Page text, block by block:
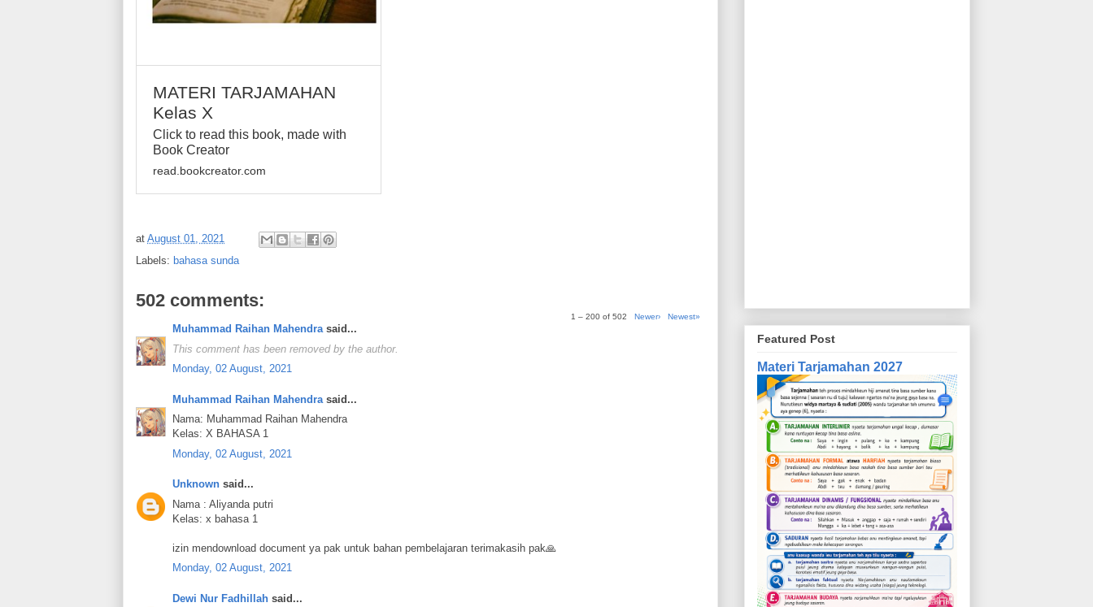
MATERI TARJAMAHAN
Kelas X
Click to read this book, made with
Book Creator
read.bookcreator.com
at August 01, 2021
Labels: bahasa sunda
502 comments:
1 – 200 of 502 Newer› Newest»
Muhammad Raihan Mahendrasaid...
This comment has been removed by the author.
Monday, 02 August, 2021
Muhammad Raihan Mahendra said...
Nama: Muhammad Raihan Mahendra
Kelas: X BAHASA 1
Monday, 02 August, 2021
Unknown said...
Nama : Aliyanda putri
Kelas: x bahasa 1
izin mendownload document ya pak untuk bahan pembelajaran terimakasih pak🙏
Monday, 02 August, 2021
Dewi Nur Fadhillah said...
Featured Post
Materi Tarjamahan 2027